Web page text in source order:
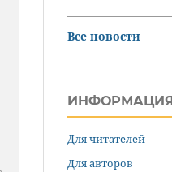
Все новости
ИНФОРМАЦИЯ
Для читателей
Для авторов